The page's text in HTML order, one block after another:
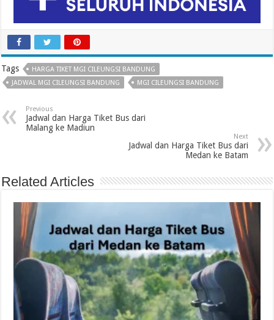
Tags
HARGA TIKET MGI CILEUNGSI BANDUNG
JADWAL MGI CILEUNGSI BANDUNG
MGI CILEUNGSI BANDUNG
Previous
Jadwal dan Harga Tiket Bus dari
Malang ke Madiun
Next
Jadwal dan Harga Tiket Bus dari
Medan ke Batam
Related Articles